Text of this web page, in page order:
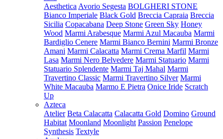
Aesthetica Avorio Segesta BOLGHERI STONE
Bianco Imperiale Black Gold Breccia Capraia Breccia
Sicilia Copacabana Deep Stone Green Sky Honey
Wood Marmi Arabesque Marmi Azul Macauba Marmi
Bardiglio Cenere Marmi Bianco Bernini Marmi Bronze
Amani Marmi Calacatta Marmi Crema Marfil Marmi
Lasa Marmi Nero Belvedere Marmi Statuario Marmi
Statuario Splendente Marmi Taj Mahal Marmi
Travertino Classic Marmi Travertino Silver Marmi
White Macauba Marmo E Pietra Onice Iride Scratch
Up
Azteca
Atelier Beta Calacatta Calacatta Gold Domino Ground
Habitat Moonland Moonlight Passion Penelope
Synthesis Textyle